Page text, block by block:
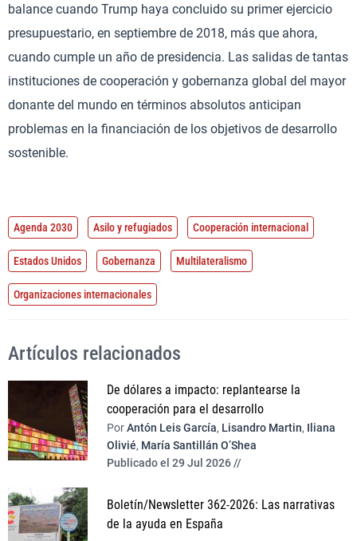
balance cuando Trump haya concluido su primer ejercicio
presupuestario, en septiembre de 2018, más que ahora,
cuando cumple un año de presidencia. Las salidas de tantas
instituciones de cooperación y gobernanza global del mayor
donante del mundo en términos absolutos anticipan
problemas en la financiación de los objetivos de desarrollo
sostenible.
Agenda 2030 Asilo y refugiados Cooperación internacional
Estados Unidos Gobernanza Multilateralismo
Organizaciones internacionales
Artículos relacionados
De dólares a impacto: replantearse la
cooperación para el desarrollo
PorAntón Leis García, Lisandro Martin, Iliana
Olivié, María Santillán O’Shea
Publicado el 29 Jul 2026 //
Boletín/Newsletter 362-2026: Las narrativas
de la ayuda en España